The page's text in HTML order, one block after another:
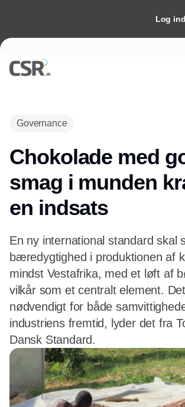
Log ind
Governance
Chokolade med
smag i munden
en indsats
En ny international standard skal
bæredygtighed i produktionen af
mindst Vestafrika, med et løft af
vilkår som et centralt element.
nødvendigt for både
industriens fremtid, lyder det fra
Dansk Standard.